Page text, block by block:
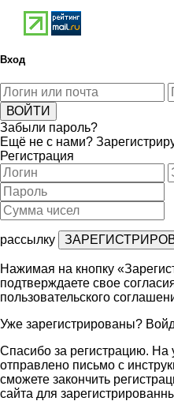
Вход
Забыли пароль?
Ещё не с нами?
Регистрация
рассылку
Нажимая на кнопку
подтверждаете свое
пользовательского
Уже зарегистрированы?
Спасибо за регистрацию.
отправлено письмо с
сможете закончить
сайта для